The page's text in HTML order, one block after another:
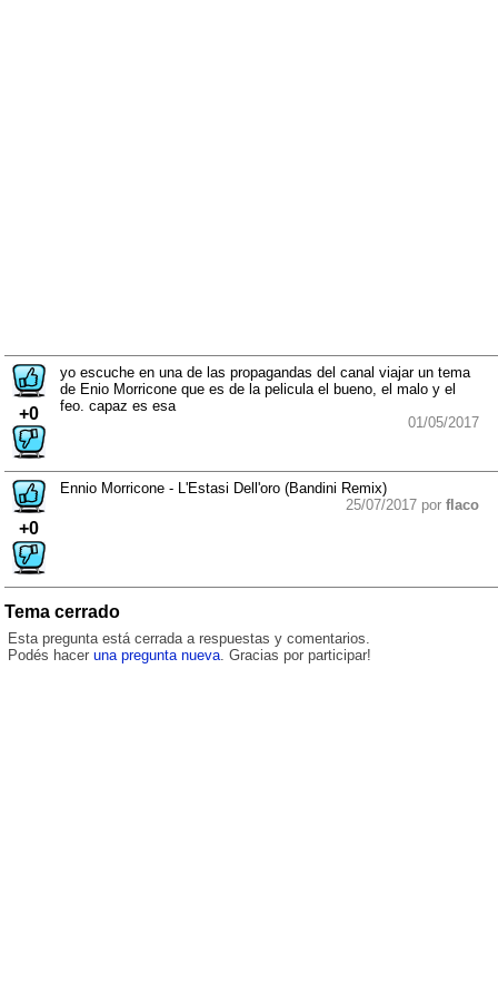
+0
yo escuche en una de las propagandas del canal viajar un tema
de Enio Morricone que es de la pelicula el bueno, el malo y el
feo. capaz es esa
01/05/2017
+0
Ennio Morricone - L'Estasi Dell'oro (Bandini Remix)
25/07/2017 por flaco
Tema cerrado
Esta pregunta está cerrada a respuestas y comentarios.
Podés hacer una pregunta nueva. Gracias por participar!